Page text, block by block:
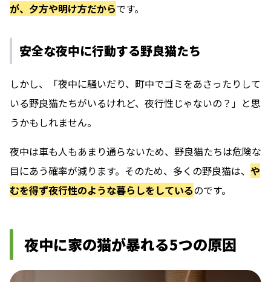
が、夕方や明け方だからです。
安全な夜中に行動する野良猫たち
しかし、「夜中に騒いだり、町中でゴミをあさったりして
いる野良猫たちがいるけれど、夜行性じゃないの？」と思
うかもしれません。
夜中は車も人もあまり通らないため、野良猫たちは危険な
目にあう確率が減ります。そのため、多くの野良猫は、 や
むを得ず夜行性のような暮らしをしているのです。
夜中に家の猫が暴れる5つの原因